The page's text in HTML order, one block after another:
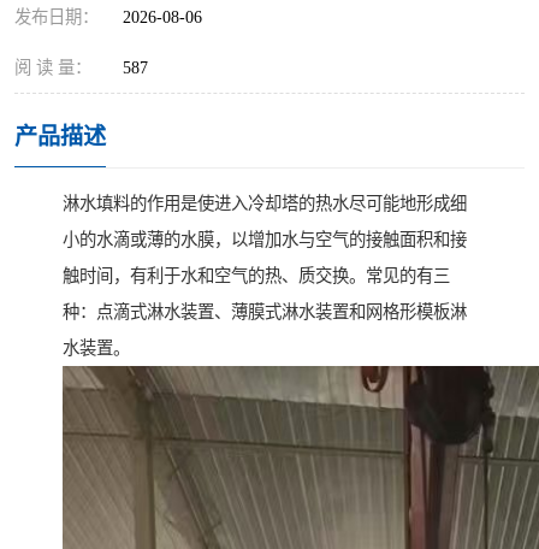
发布日期： 2026-08-06
阅 读 量： 587
产品描述
淋水填料的作用是使进入冷却塔的热水尽可能地形成细
小的水滴或薄的水膜，以增加水与空气的接触面积和接
触时间，有利于水和空气的热、质交换。常见的有三
种：点滴式淋水装置、薄膜式淋水装置和网格形模板淋
水装置。